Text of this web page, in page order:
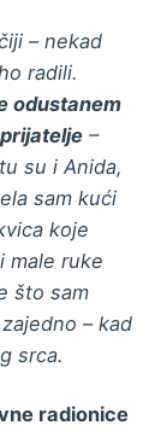
– nekad
radili.
odustanem
prijatelje –
su i Anida,
sam kući
koje
male ruke
što sam
– kad
srca.
radionice